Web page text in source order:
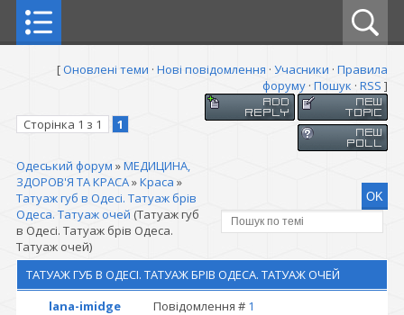
[Оновлені теми · Нові повідомлення · Учасники · Правила
форуму · Пошук · RSS ]
Сторінка 1 з 1 1
Одеський форум »МЕДИЦИНА,
ЗДОРОВ'Я ТА КРАСА»Краса »
Татуаж губ в Одесі. Татуаж брів
Одеса. Татуаж очей (Татуаж губ
в Одесі. Татуаж брів Одеса.
Татуаж очей)
ТАТУАЖ ГУБ В ОДЕСІ. ТАТУАЖ БРІВ ОДЕСА. ТАТУАЖ ОЧЕЙ
lana-imidge
Повідомлення # 1